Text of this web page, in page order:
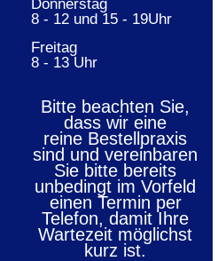
Donnerstag
8 - 12 und 15 - 19Uhr
Freitag
8 - 13 Uhr
Bitte beachten Sie,
dass wir eine
reine Bestellpraxis
sind und vereinbaren
Sie bitte bereits
unbedingt im Vorfeld
einen Termin per
Telefon, damit Ihre
Wartezeit möglichst
kurz ist.